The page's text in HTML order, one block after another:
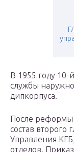
В 1955 году 10-
службы
дипкорпуса.
После реформы
состав второго
Управления
отделов.